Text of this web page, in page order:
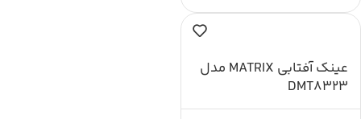
عینک آفتابی MATRIX مدل
DMT8323